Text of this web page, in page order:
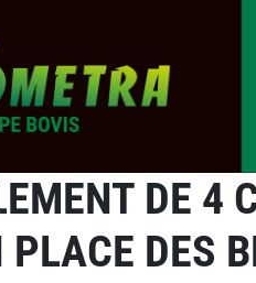
DE 4
PLACE DES